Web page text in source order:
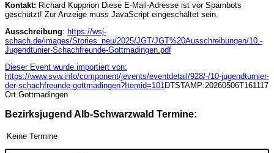
Kontakt: Richard Kupprion Diese E-Mail-Adresse ist vor Spambots
geschützt! Zur Anzeige muss JavaScript eingeschaltet sein.
Ausschreibung: https://wsj-
schach.de/images/Stories_neu/2025/JGT/JGT%20Ausschreibungen/10.-
Jugendtunier-Schachfreunde-Gottmadingen.pdf
Dieser Event wurde importiert von:
https://www.svw.info/component/jevents/eventdetail/928/-/10-jugendturnier-
der-schachfreunde-gottmadingen?Itemid=101DTSTAMP:20260506T161117
Ort Gottmadingen
Bezirksjugend Alb-Schwarzwald Termine:
Keine Termine